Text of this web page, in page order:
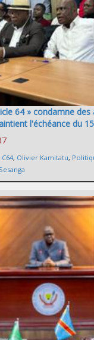
64 » condamne
l'échéance du
C64, Olivier Kamitatu,